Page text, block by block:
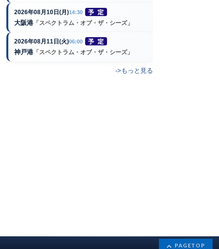
2026年08月10日(月)14:30
大阪港 「スペクトラム・オブ・ザ・シーズ」
2026年08月11日(火)06:00
神戸港 「スペクトラム・オブ・ザ・シーズ」
->もっと見る
PAGETOP